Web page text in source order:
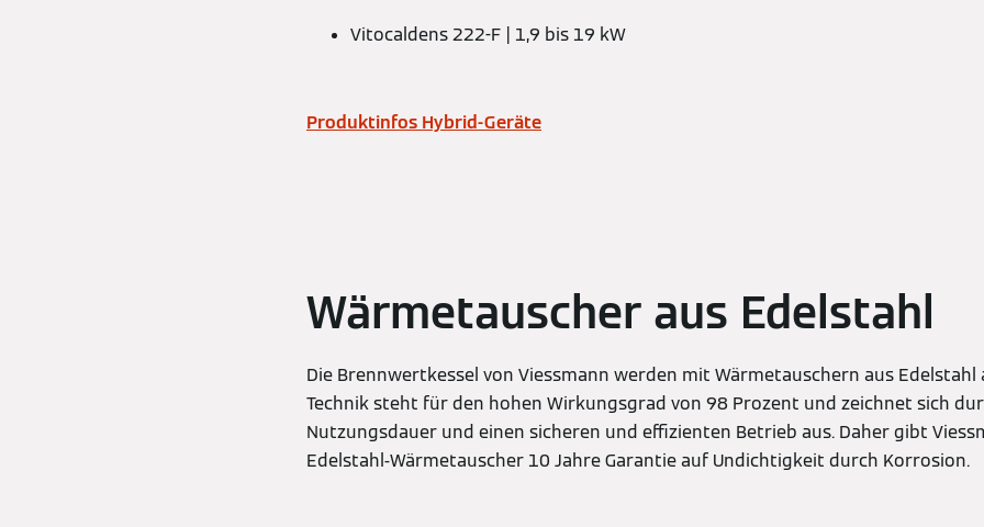
Vitocaldens 222-F | 1,9 bis 19 kW
Produktinfos Hybrid-Geräte
Wärmetauscher aus Edelstahl
Die Brennwertkessel von Viessmann werden mit Wärmetauschern aus Edelstahl
Technik steht für den hohen Wirkungsgrad von 98 Prozent und zeichnet sich
Nutzungsdauer und einen sicheren und effizienten Betrieb aus. Daher gibt
Edelstahl-Wärmetauscher 10 Jahre Garantie auf Undichtigkeit durch Korrosion.